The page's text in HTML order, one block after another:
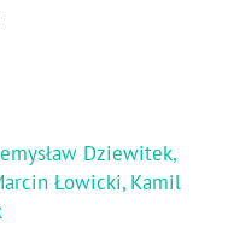
Dziewitek,
Łowicki, Kamil